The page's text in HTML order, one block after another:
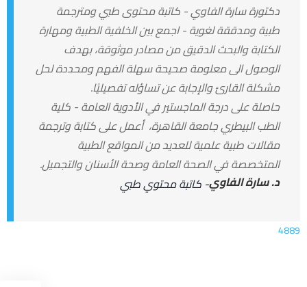
دكتورة سارة الفاوي - كاتبة محتوى طبي ومترجمة
طبية ومدققة لغوية - اجمع بين الخلفية الطبية ومهارة
الكتابة والبحث الدقيق من مصادر موثوقة، بهدف
الوصول الى معلومة صحيحة سهلة الفهم ومحددة لحل
مشكلة القارئ والإجابة عن تساؤله تفصيليًا.
حاصلة على درجة الماجستير في الأدوية العامة - كلية
الطب البيطري جامعة القاهرة، أعمل على كتابة وترجمة
مقالات طبية علمية للعديد من المواقع الطبية
المتخصصة في الصحة العامة وصحة الأسنان والتجميل.
د. سارة الفاوي- كاتبة محتوي طبي
4889